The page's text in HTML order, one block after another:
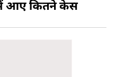
में आए कितने केस